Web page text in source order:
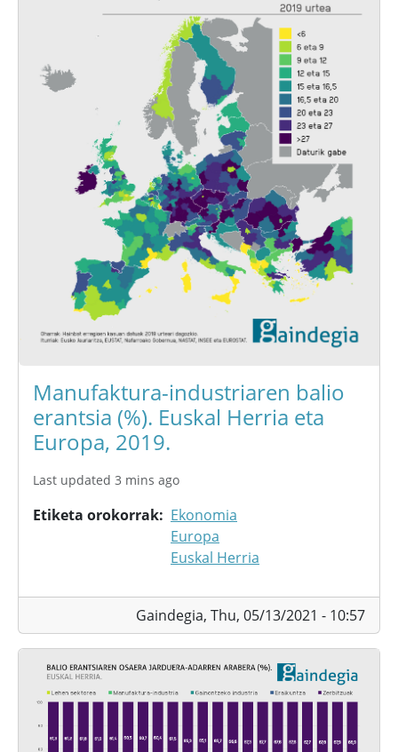
Manufaktura-industriaren balio
erantsia (%). Euskal Herria eta
Europa, 2019.
Last updated 3 mins ago
Etiketa orokorrak
Ekonomia
Europa
Euskal Herria
Gaindegia, Thu, 05/13/2021 - 10:57